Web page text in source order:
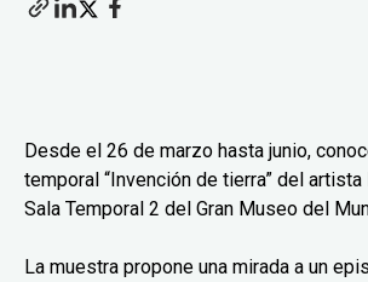
Desde el 26 de marzo hasta junio,
temporal “Invención de tierra” del artista
Sala Temporal 2 del Gran Museo del
La muestra propone una mirada a un